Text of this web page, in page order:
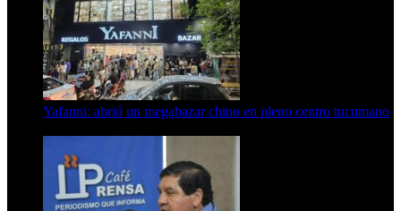
Yafanni: abrió un megabazar chino en pleno centro tucumano